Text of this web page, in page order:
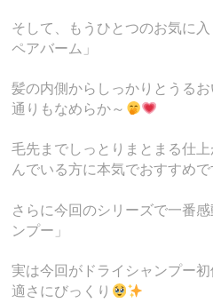
そして、もうひとつのお気に
ペアバーム」
髪の内側からしっかりとうる
通りもなめらか～
毛先までしっとりまとまる仕
んでいる方に本気でおすすめで
さらに今回のシリーズで一番
ンプー」
実は今回がドライシャンプー
適さにびっくり